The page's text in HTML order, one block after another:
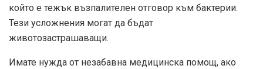
който е тежък възпалителен отговор към бактерии.
Тези усложнения могат да бъдат
животозастрашаващи.
Имате нужда от незабавна медицинска помощ, ако